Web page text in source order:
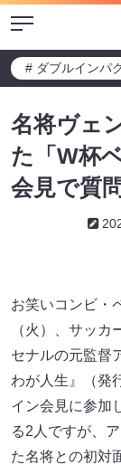
Menu
# ダブルインパ
名将ヴェ
た「W杯
会見で質
お笑いコンビ・
（火）、サッ
セナルの元監督
わが人生』（発
イン会見に参加
る2人ですが、
た名将との初対